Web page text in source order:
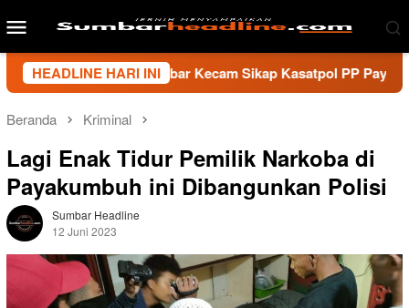
ke
Menu
Mobile
HEADLINE HARI INI
Sumbar Kecam Sikap Kasatpol PP Payakumbuh,
Beranda Kriminal
Lagi Enak Tidur Pemilik Narkoba di
Payakumbuh ini Dibangunkan Polisi
Sumbar Headline
12 Juni 2023